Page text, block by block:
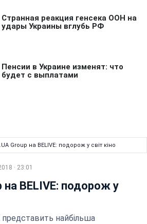
Group на BELIVE: подорож у світ кіно
· 23:01
на BELIVE: подорож у
представить найбільша